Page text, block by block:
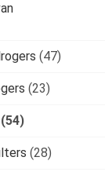
(47)
(23)
(54)
(28)